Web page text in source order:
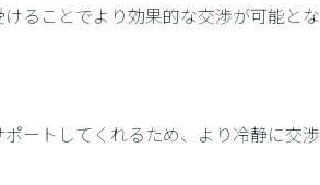
ることでより効果的な交渉が可能とな
ートしてくれるため、より冷静に交渉